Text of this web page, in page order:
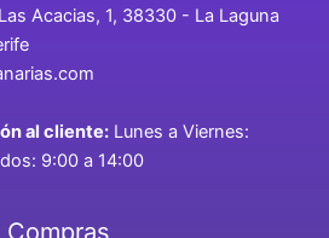
Acacias, 1, 38330 - La Laguna
al cliente: Lunes a Viernes:
9:00 a 14:00
Compras